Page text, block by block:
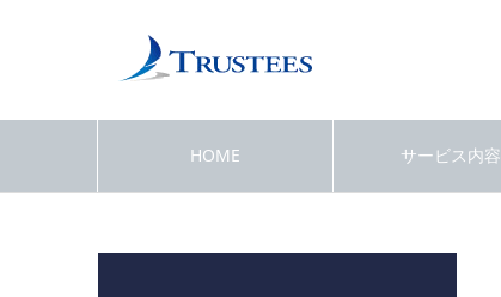
HOME サービス内容